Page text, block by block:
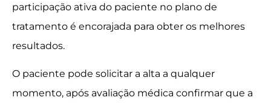
participação ativa do paciente no plano de
tratamento é encorajada para obter os melhores
resultados.
O paciente pode solicitar a alta a qualquer
momento, após avaliação médica confirmar que a